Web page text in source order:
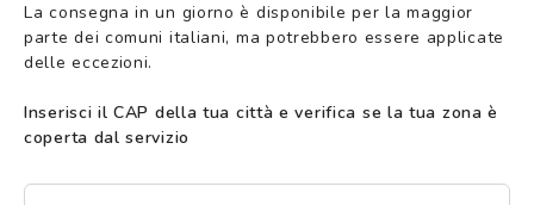
La consegna in un giorno è disponibile per la maggior
parte dei comuni italiani, ma potrebbero essere applicate
delle eccezioni.
Inserisci il CAP della tua città e verifica se la tua zona è
coperta dal servizio